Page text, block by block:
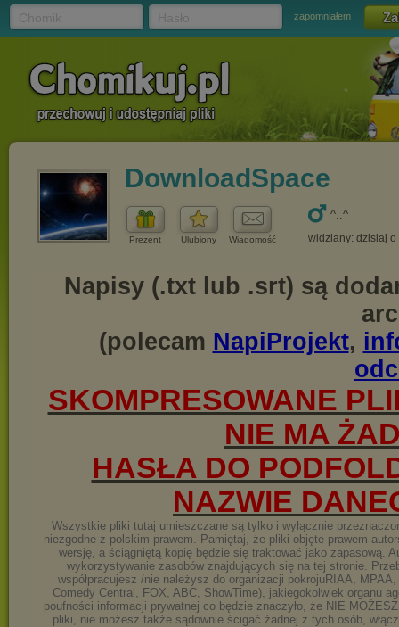
zapomniałem
DownloadSpace
Prezent Ulubiony Wiadomość
^..^
widziany: dzisiaj o